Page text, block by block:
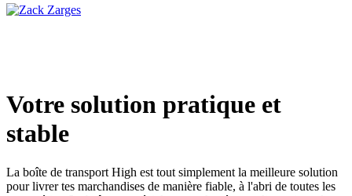
Votre solution pratique et
stable
La boîte de transport High est tout simplement la meilleure solution
pour livrer tes marchandises de manière fiable, à l'abri de toutes les